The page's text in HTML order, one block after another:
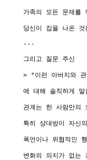
가족의 모든 문제를
당신이 집을 나온
---
그리고 질문 주신
> "이런 아버지와 관
에 대해 솔직하게 말
관계는 한 사람만의
특히 상대방이 자신
폭언이나 위협적인
변화의 의지가 없는